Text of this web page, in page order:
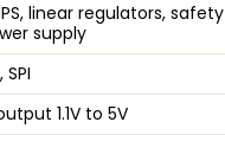
linear regulators, safety
supply
SPI
1.1V to 5V